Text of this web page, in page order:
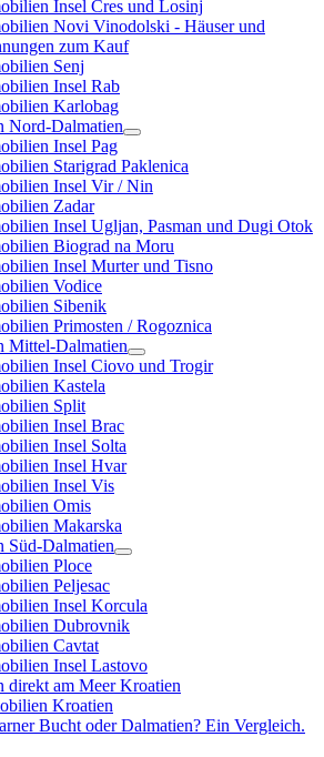
Insel Cres und Losinj
Novi Vinodolski - Häuser und
zum Kauf
Senj
Insel Rab
Karlobag
Nord-Dalmatien
Insel Pag
Starigrad Paklenica
Insel Vir / Nin
Zadar
Insel Ugljan, Pasman und Dugi Otok
Biograd na Moru
Insel Murter und Tisno
Vodice
Sibenik
Primosten / Rogoznica
Mittel-Dalmatien
Insel Ciovo und Trogir
Kastela
Split
Insel Brac
Insel Solta
Insel Hvar
Insel Vis
Omis
Makarska
Süd-Dalmatien
Ploce
Peljesac
Insel Korcula
Dubrovnik
Cavtat
Insel Lastovo
direkt am Meer Kroatien
Kroatien
Bucht oder Dalmatien? Ein Vergleich.